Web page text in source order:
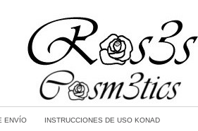
ENVÍO INSTRUCCIONES DE USO KONAD